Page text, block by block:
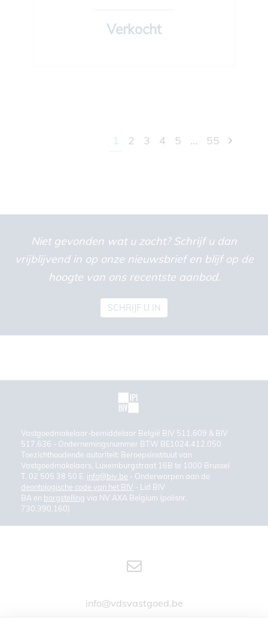
Verkocht
1 2 3 4 5 … 55
Niet gevonden wat u zocht? Schrijf u dan
vrijblijvend in op onze nieuwsbrief en blijf op de
hoogte van ons recentste aanbod.
SCHRIJF U IN
Vastgoedmakelaar-bemiddelaar België BIV 511.609 & BIV
517.636 - Ondernemingsnummer BTW BE1024.412.050
Toezichthoudende autoriteit: Beroepsinstituut van
Vastgoedmakelaars, Luxemburgstraat 16B te 1000 Brussel
T. 02 505 38 50 E. info@biv.be - Onderworpen aan de
deontologische code van het BIV - Lid BIV
BA en borgstelling via NV AXA Belgium (polisnr.
730.390.160)
info@vdsvastgoed.be